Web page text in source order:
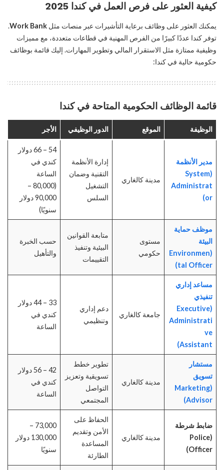
كيفية العثور على فرص العمل في كندا 2025
يمكنك العثور على وظائف برعاية التأشيرات عبر منصات مثل Work Bank
.
توفر كندا عددًا كبيرًا من الفرص المهنية في قطاعات متعددة، مع مميزات
وظيفية ممتازة مثل الاستقرار المالي وتطوير المهارات. إليك قائمة بوظائف
حكومية حالية في كندا:
قائمة الوظائف الحكومية المتاحة في كندا
الوظيفة الموقع الدور الوظيفي الأجر
مدير الأنظمة
(System
Administrat
or)
مدينة كالغاري
إدارة الأنظمة
التقنية وضمان
التشغيل
السلس
54 – 66 دولار
كندي في
الساعة
(80,000 –
90,000 دولار
سنويًا)
موظف حماية
البيئة
(Environmen
tal Officer)
مستوى
حكومي
متابعة القوانين
البيئية وتنفيذ
التقييمات
حسب الخبرة
والتأهيل
مساعد إداري
تنفيذي
(Executive
Administrati
ve
Assistant)
جامعة كالغاري
دعم إداري
وتنظيمي
33 – 44 دولار
كندي في
الساعة
مستشار
تسويق
(Marketing
Advisor)
مدينة كالغاري
تطوير خطط
تسويقية وتعزيز
التواصل
المجتمعي
42 – 56 دولار
كندي في
الساعة
ضابط شرطة
(Police
Officer)
مدينة كالغاري
الحفاظ على
الأمن وتقديم
المساعدة
الطارئة
73,000 –
130,000 دولار
سنويًا